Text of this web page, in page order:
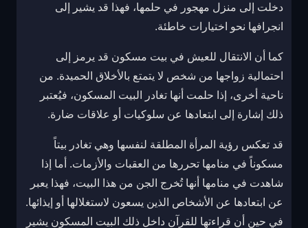
دخلت إلى منزل مهجور في حلمها، فهذا قد يشير إلى
انجرافها نحو اختيارات خاطئة.
كما أن الانتقال للعيش في بيت مسكون قد يرمز إلى
احتمالية زواجها من شخص لا يتمتع بالأخلاق الحميدة. من
ناحية أخرى، إذا حلمت أنها تغادر البيت المسكون، فيُعتبر
ذلك إشارة إلى ابتعادها عن سلوكيات أو علاقات ضارة.
قد تعكس رؤية المرأة المطلقة لنفسها وهي تغادر بيتاً
مسكوناً في منامها تحررها من العقبات والأزمات. أما إذا
شاهدت في منامها أنها تُخرج الجن من هذا البيت، فهذا يعبر
عن ابتعادها عن الأشخاص الذين يسعون لاستغلالها أو إيذائها.
في حين أن قراءتها للقرآن داخل ذلك البيت المسكون يشير